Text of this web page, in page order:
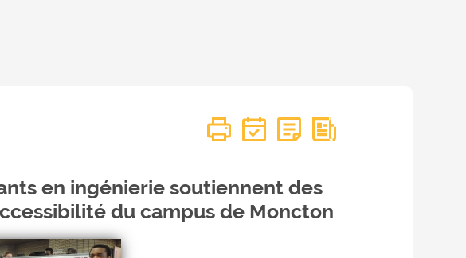
en ingénierie soutiennent des
du campus de Moncton